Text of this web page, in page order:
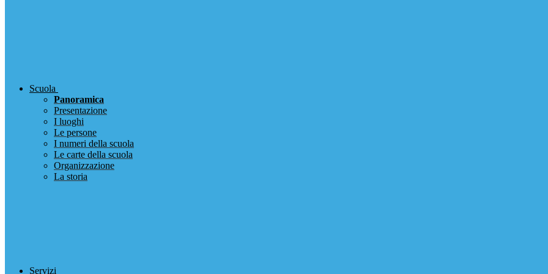
Scuola
Panoramica
Presentazione
I luoghi
Le persone
I numeri della scuola
Le carte della scuola
Organizzazione
La storia
Servizi